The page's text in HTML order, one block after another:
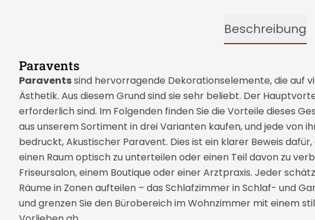
Beschreibung
Paravents
Paraventssind hervorragende Dekorationselemente, die auf
Ästhetik. Aus diesem Grund sind sie sehr beliebt. Der
erforderlich sind. Im Folgenden finden Sie die Vorteile dieses
aus unserem Sortiment in drei Varianten kaufen, und jede von
bedruckt, Akustischer Paravent. Dies ist ein klarer Beweis dafür,
einen Raum optisch zu unterteilen oder einen Teil davon zu
Friseursalon, einem Boutique oder einer Arztpraxis. Jeder
Räume in Zonen aufteilen – das Schlafzimmer in Schlaf- und
und grenzen Sie den Bürobereich im Wohnzimmer mit einem